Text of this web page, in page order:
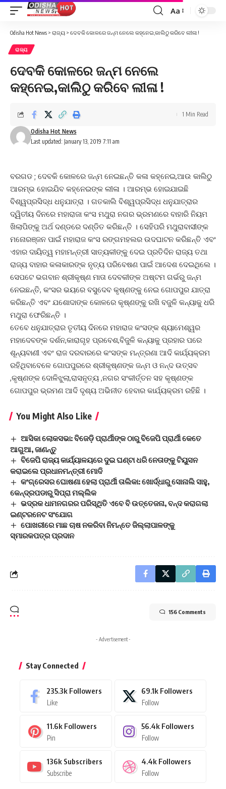
Font
Resizer
Aa
Odisha Hot News > ରାଜ୍ୟ > ଦେବକି କୋଳରେ ଜନ୍ମ ନେଲେ କହ୍ନେଇ,କାଲିଠୁ କରିବେ ଲୀଳା !
ରାଜ୍ୟ
ଦେବକି କୋଳରେ ଜନ୍ମ ନେଲେ
କହ୍ନେଇ,କାଲିଠୁ କରିବେ ଲୀଳା !
Last updated: January 13, 2019 7:11 am
Odisha Hot News
1 Min Read
ବରଗଡ ; ଦେବକି କୋଳରେ ଜନ୍ମ ନେଇଛନ୍ତି କଳା କହ୍ନେଇ,ଆଉ କାଲିଠୁ
ଆରମ୍ଭ ହୋଇଯିବ କହ୍ନେଇଙ୍କ ଲୀଳା । ଆରମ୍ଭ ହୋଇଯାଇଛି
ବିଶ୍ୱପ୍ରସିଦ୍ଧ ଧନୁଯାତ୍ରା । ଗତକାଲି ବିଶ୍ୱପ୍ରସିଦ୍ଧ ଧନୁଯାତ୍ରାର
ଦ୍ୱିତୀୟ ଦିନରେ ମହାରାଜା କଂସ ମଥୁରା ନଗର ଭ୍ରମଣରେ ବାହାରି ନିୟମ
ଖିଲାପିଙ୍କୁ ଅର୍ଥ ଦଣ୍ଡରେ ଦଣ୍ଡିତ କରିଛନ୍ତି । ସେହିପରି ମଥୁରାବାସୀଙ୍କ
ମନୋରଞ୍ଜନ ପାଇଁ ମହାରାଜ କଂସ ରଙ୍ଗମହଲର ଉଦଘାଟନ କରିଛନ୍ତି ଏବଂ
ଏହାର ଦାୟିତ୍ୱ ମହାମନ୍ତ୍ରୀ ସାତ୍ୟକୀଙ୍କୁ ଦେଇ ପ୍ରତିଦିନ ରାଜ୍ୟ ତଥା
ରାଜ୍ୟ ବାହାର କଳାକାରଙ୍କ ନୃତ୍ୟ ପରିବେଷଣ ପାଇଁ ଆଦେଶ ଦେଇଥିଲେ ।
ସେପଟେ ଭଗବାନ ଶ୍ରୀକୃଷ୍ଣ ମାତା ଦେବକୀଙ୍କ ଅଷ୍ଟମ ଗର୍ଭରୁ ଜନ୍ମ
ନେଇଛନ୍ତି, କଂସର ଭୟରେ ବସୁଦେବ କୃଷ୍ଣଙ୍କୁ ନେଇ ଗୋପପୁର ଯାତ୍ରା
କରିଛନ୍ତି ଏବଂ ଯଶୋଦାଙ୍କ କୋଳରେ କୃଷ୍ଣଙ୍କୁ ରଖି ବଜୁଳି କନ୍ୟାକୁ ଧରି
ମଥୁରା ଫେରିଛନ୍ତି ।
ତେବେ ଧନୁଯାତ୍ରାର ତୃତୀୟ ଦିନରେ ମହାରାଜ କଂସଙ୍କ ଶ୍ୟାମେଶ୍ୱର
ମହାଦେବଙ୍କ ଦର୍ଶନ,କାରାଗୃହ ପ୍ରବେଶ,ବିଜୁଳି କନ୍ୟାକୁ ପ୍ରହାର ପରେ
ଶୂନ୍ୟବାଣୀ ଏବଂ ରାଜ ଦରବାରରେ କଂସଙ୍କ ମନ୍ତ୍ରଣା ଆଦି କାର୍ଯ୍ୟକ୍ରମ
ରହିଥିବାବେଳେ ଗୋପପୁରରେ ଶ୍ରୀକୃଷ୍ଣଙ୍କ ଜନ୍ମ ଓ ନନ୍ଦ ଉତ୍ସବ
,କୃଷ୍ଣଙ୍କ ଦୋଳିଝୁଲା,ରାସନୃତ୍ୟ ,ନଗର ସଂକୀର୍ତ୍ତନ ସହ କୃଷ୍ଣଙ୍କ
ଗୋପପୁର ଭ୍ରମଣ ଆଦି ଦୃଶ୍ୟ ଅଭିନୀତ ହେବାର କାର୍ଯ୍ୟକ୍ରମ ରହିଛି ।
You Might Also Like
ଆସିକା ଲୋକସଭା: ବିଜେଡ଼ି ପ୍ରାର୍ଥୀଙ୍କ ଠାରୁ ବିଜେପି ପ୍ରାର୍ଥୀ କେତେ
ଆଗୁଆ, ଜାଣନ୍ତୁ
ବିଜେପି ରାଜ୍ୟ କାର୍ଯ୍ୟାଳୟରେ ଦୁଇ ଘଣ୍ଟା ଧରି ନେତାଙ୍କୁ ଟିୟୁସନ
କରାଇଲେ ପ୍ରଧାନମନ୍ତ୍ରୀ ମୋଦି
କଂଗ୍ରେସର ଘୋଷଣା ହେଲା ପ୍ରାର୍ଥୀ ତାଲିକା: ଖୋର୍ଦ୍ଧାରୁ ସୋନାଲି ସାହୁ,
କେନ୍ଦ୍ରପଡାରୁ ସିପ୍ରା ମଲ୍ଲିକ
ଭଦ୍ରକ ଧାମନଗରର ପରିସ୍ଥିତି ଏବେ ବି ଉତ୍ତେଜନା, ବନ୍ଦ କରାଗଲା
ଇଣ୍ଟରନେଟ ସଂଯୋଗ
ପୋଖରୀରେ ମାଛ ଚାଷ ନକରିବା ନିମନ୍ତେ ଜିଲ୍ଲାପାଳଙ୍କୁ
ସ୍ମାରକପତ୍ର ପ୍ରଦାନ
156 Comments
- Advertisement -
Stay Connected
235.3k Followers
Like
69.1k Followers
Follow
11.6k Followers
Pin
56.4k Followers
Follow
136k Subscribers
Subscribe
4.4k Followers
Follow